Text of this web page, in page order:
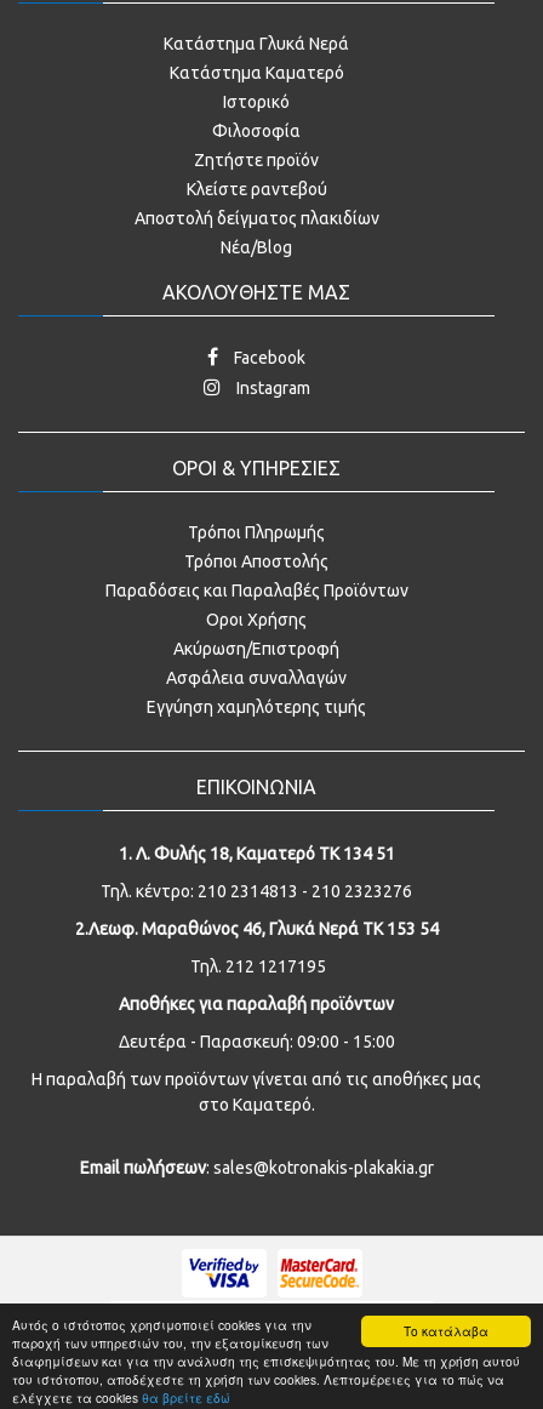
Το κατάλαβα
Αυτός ο ιστότοπος χρησιμοποιεί cookies για την
παροχή των υπηρεσιών του, την εξατομίκευση των
διαφημίσεων και για την ανάλυση της επισκεψιμότητας του. Με τη χρήση αυτού
του ιστότοπου, αποδέχεστε τη χρήση των cookies. Λεπτομέρειες για το πώς να
ελέγχετε τα cookies θα βρείτε εδώ
Κατάστημα Γλυκά Νερά
Κατάστημα Καματερό
Ιστορικό
Φιλοσοφία
Ζητήστε προϊόν
Κλείστε ραντεβού
Αποστολή δείγματος πλακιδίων
Νέα/Blog
ΑΚΟΛΟΥΘΗΣΤΕ ΜΑΣ
Facebook
Instagram
ΟΡΟΙ & ΥΠΗΡΕΣΙΕΣ
Τρόποι Πληρωμής
Τρόποι Αποστολής
Παραδόσεις και Παραλαβές Προϊόντων
Οροι Χρήσης
Ακύρωση/Επιστροφή
Ασφάλεια συναλλαγών
Εγγύηση χαμηλότερης τιμής
ΕΠΙΚΟΙΝΩΝΙΑ
1. Λ. Φυλής 18, Καματερό ΤΚ 134 51
Τηλ. κέντρο: 210 2314813 - 210 2323276
2.Λεωφ. Μαραθώνος 46, Γλυκά Νερά ΤΚ 153 54
Τηλ. 212 1217195
Αποθήκες για παραλαβή προϊόντων
Δευτέρα - Παρασκευή: 09:00 - 15:00
Η παραλαβή των προϊόντων γίνεται από τις αποθήκες μας
στο Καματερό.
Email πωλήσεων: sales@kotronakis-plakakia.gr
© 2019kotronakis-plakakia.gr- All Rights Reserved
Κατασκευή Iστοσελίδων
HellasSites